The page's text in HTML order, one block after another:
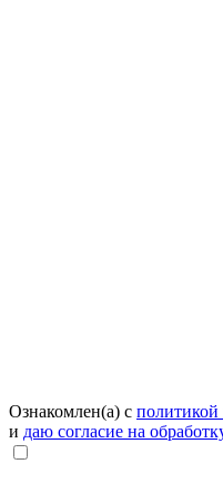
Ознакомлен(а) с политикой
и даю согласие на